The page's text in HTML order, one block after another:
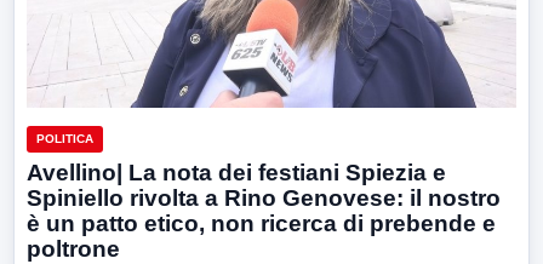
POLITICA
Avellino| La nota dei festiani Spiezia e
Spiniello rivolta a Rino Genovese: il nostro
è un patto etico, non ricerca di prebende e
poltrone